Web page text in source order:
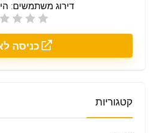
דירוג משתמשים:
כניסה
קטגוריות